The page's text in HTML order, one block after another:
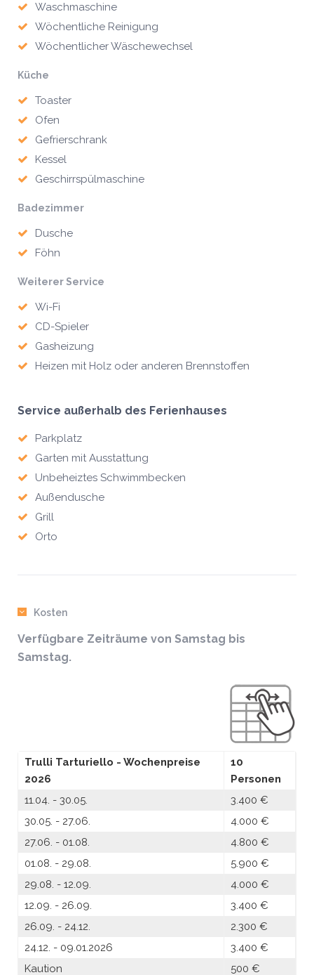
Waschmaschine
Wöchentliche Reinigung
Wöchentlicher Wäschewechsel
Küche
Toaster
Ofen
Gefrierschrank
Kessel
Geschirrspülmaschine
Badezimmer
Dusche
Föhn
Weiterer Service
Wi-Fi
CD-Spieler
Gasheizung
Heizen mit Holz oder anderen Brennstoffen
Service außerhalb des Ferienhauses
Parkplatz
Garten mit Ausstattung
Unbeheiztes Schwimmbecken
Außendusche
Grill
Orto
Kosten
Verfügbare Zeiträume von Samstag bis
Samstag.
Trulli Tarturiello - Wochenpreise
2026
10
Personen
11.04. - 30.05.
3.400 €
30.05. - 27.06.
4.000 €
27.06. - 01.08.
4.800 €
01.08. - 29.08.
5.900 €
29.08. - 12.09.
4.000 €
12.09. - 26.09.
3.400 €
26.09. - 24.12.
2.300 €
24.12. - 09.01.2026
3.400 €
Kaution
500 €